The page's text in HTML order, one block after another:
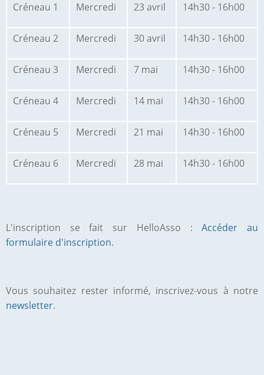
Créneau 1 Mercredi 23 avril 14h30 - 16h00
Créneau 2 Mercredi 30 avril 14h30 - 16h00
Créneau 3 Mercredi 7 mai 14h30 - 16h00
Créneau 4 Mercredi 14 mai 14h30 - 16h00
Créneau 5 Mercredi 21 mai 14h30 - 16h00
Créneau 6 Mercredi 28 mai 14h30 - 16h00
L'inscription se fait sur HelloAsso :Accéder au
formulaire d'inscription.
Vous souhaitez rester informé, inscrivez-vous à notre
newsletter.